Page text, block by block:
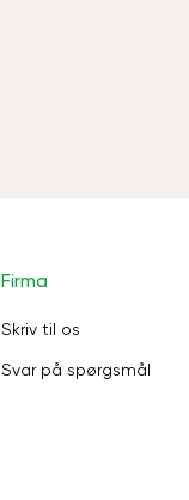
Firma
Skriv til os
Svar på spørgsmål